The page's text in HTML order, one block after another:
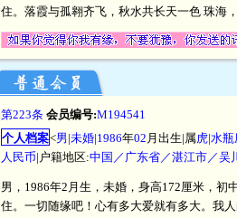
住。落霞与孤翱齐飞，秋水共长天一色 珠海
第223条 会员编号:M194541
个人档案<男|未婚|1986年02 月出生|属虎|水瓶
人民币|户籍地区:中国／广东省／湛江市／吴
男，1986年2月生，未婚，身高172厘米，
住。一切随缘吧！心有多大爱就有多大。我